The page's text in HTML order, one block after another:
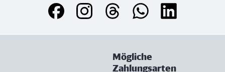
Mögliche
Zahlungsarten